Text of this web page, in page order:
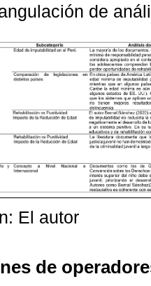
de
El autor
de